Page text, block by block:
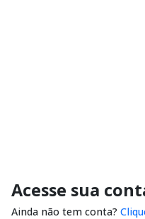
Acesse sua
Ainda não tem conta?